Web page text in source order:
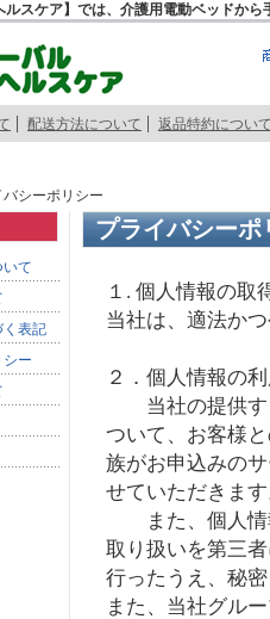
ルスケア】では、介護用電動ベッドか
配送方法について 返品特約につい
バシーポリシー
いて
く表記
シー
プライバシーポ
１. 個人情報の取
当社は、適法か
２．個人情報の
当社の提供す
ついて、お客様
族がお申込みの
せていただきま
また、個人情
取り扱いを第三
行ったうえ、秘
また、当社グル